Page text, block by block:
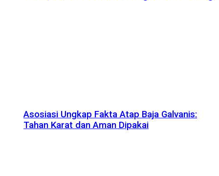
Asosiasi Ungkap Fakta Atap Baja Galvanis:
Tahan Karat dan Aman Dipakai